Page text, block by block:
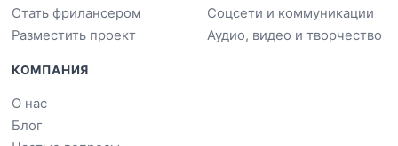
Стать фрилансером
Разместить проект
Соцсети и коммуникации
Аудио, видео и творчество
КОМПАНИЯ
О нас
Блог